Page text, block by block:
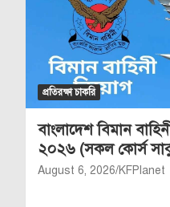
প্রতিরক্ষা চাকরি
বাংলাদেশ বিমান
২০২৬ (সকল কোর্স
August 6, 2026 KFPlanet